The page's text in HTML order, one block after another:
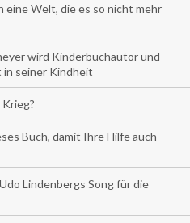
eine Welt, die es so nicht mehr
wird Kinderbuchautor und
seiner Kindheit
Buch, damit Ihre Hilfe auch
Lindenbergs Song für die